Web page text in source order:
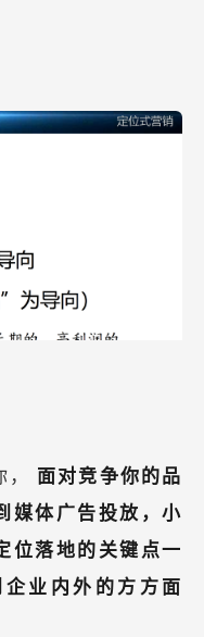
， 面对竞争你的品
媒体广告投放，小
位落地的关键点一
业内外的方方面